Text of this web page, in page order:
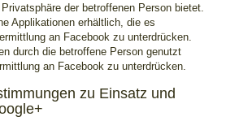
der betroffenen Person bietet.
Applikationen erhältlich, die es
an Facebook zu unterdrücken.
durch die betroffene Person genutzt
an Facebook zu unterdrücken.
zu Einsatz und